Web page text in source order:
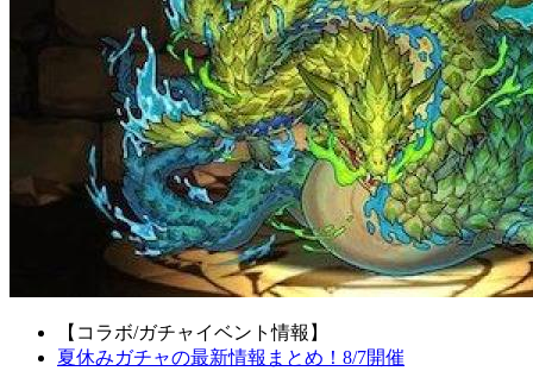
【コラボ/ガチャイベント情報】
夏休みガチャの最新情報まとめ！8/7開催